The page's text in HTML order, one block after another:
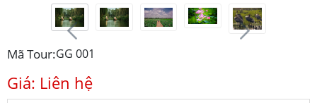
Mã Tour:GG 001
Giá: Liên hệ